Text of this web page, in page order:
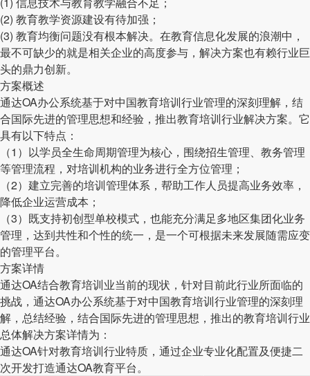
(2) 教育教学资源建设有待加强；
(3) 教育均衡问题没有根本解决。在教育信息化发展的浪潮中，
最不可缺少的就是相关企业的高度参与，解决方案也有赖行业巨
头的鼎力创新。
方案概述
通达OA办公系统基于对中国教育培训行业管理的深刻理解，结
合国际先进的管理思想和经验，推出教育培训行业解决方案。它
具有以下特点：
（1）以学员全生命周期管理为核心，围绕招生管理、教务管理
等管理流程，对培训机构的业务进行全方位管理；
（2）建立完善的培训管理体系，帮助工作人员提高业务效率，
降低企业运营成本；
（3）既支持初创型单校模式，也能充分满足多地区集团化业务
管理，达到共性和个性的统一，是一个可根据未来发展随需应变
的管理平台。
方案详情
通达OA结合教育培训业当前的现状，针对目前此行业所面临的
挑战，通达OA办公系统基于对中国教育培训行业管理的深刻理
解，总结经验，结合国际先进的管理思想，推出的教育培训行业
总体解决方案详情为：
通达OA针对教育培训行业特质，通过企业专业化配置及便捷二
次开发打造通达OA教育平台。